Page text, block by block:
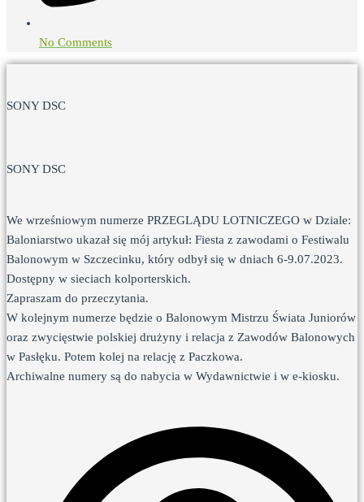
No Comments
SONY DSC
SONY DSC
We wrześniowym numerze PRZEGLĄDU LOTNICZEGO w Dziale:
Baloniarstwo ukazał się mój artykuł: Fiesta z zawodami o Festiwalu
Balonowym w Szczecinku, który odbył się w dniach 6-9.07.2023.
Dostępny w sieciach kolporterskich.
Zapraszam do przeczytania.
W kolejnym numerze będzie o Balonowym Mistrzu Świata Juniorów
oraz zwycięstwie polskiej drużyny i relacja z Zawodów Balonowych
w Pasłęku. Potem kolej na relację z Paczkowa.
Archiwalne numery są do nabycia w Wydawnictwie i w e-kiosku.